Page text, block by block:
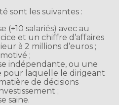
sont les suivantes :
(+10 salariés) avec au
et un chiffre d’affaires
à 2 millions d’euros ;
;
indépendante, ou une
pour laquelle le dirigeant
de décisions
;
saine.